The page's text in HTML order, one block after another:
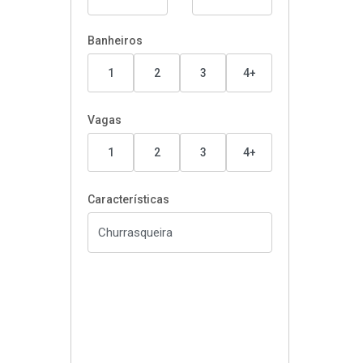
Banheiros
1 2 3 4+
Vagas
1 2 3 4+
Características